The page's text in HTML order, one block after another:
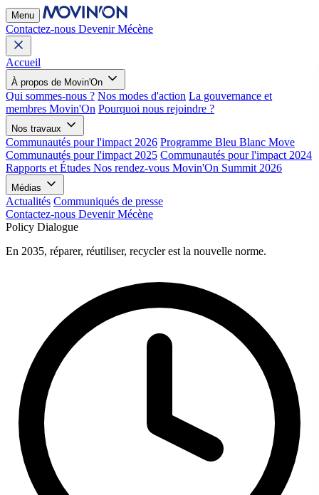
Menu
Contactez-nous Devenir Mécène
Accueil
À propos de Movin'On
Qui sommes-nous ? Nos modes d'action La gouvernance et
membres Movin'On Pourquoi nous rejoindre ?
Nos travaux
Communautés pour l'impact 2026 Programme Bleu Blanc Move
Communautés pour l'impact 2025 Communautés pour l'impact 2024
Rapports et Études Nos rendez-vous Movin'On Summit 2026
Médias
Actualités Communiqués de presse
Contactez-nous Devenir Mécène
Policy Dialogue
En 2035, réparer, réutiliser, recycler est la nouvelle norme.